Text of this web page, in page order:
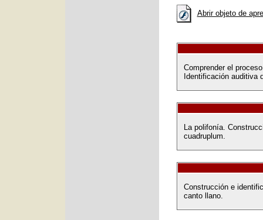
Abrir objeto de
Comprender el
Identificación auditiva
La polifonía.
cuadruplum.
Construcción e
canto llano.